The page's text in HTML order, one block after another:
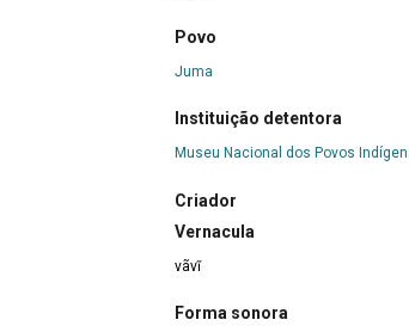
Povo
Juma
Instituição detentora
Museu Nacional dos Povos
Criador
Vernacula
vãvĩ
Forma sonora